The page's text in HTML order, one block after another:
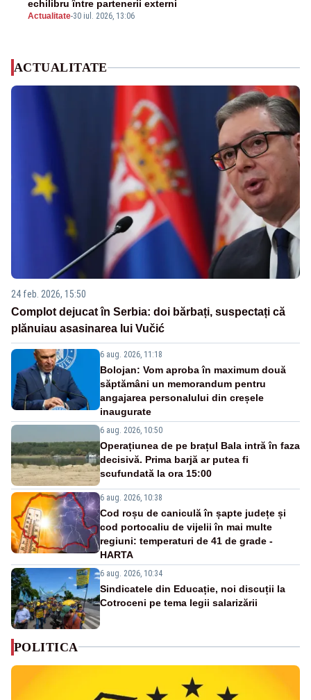
Actualitate-30 iul. 2026, 13:06
echilibru între partenerii externi
ACTUALITATE
24 feb. 2026, 15:50
Complot dejucat în Serbia: doi bărbați, suspectați că
plănuiau asasinarea lui Vučić
6 aug. 2026, 11:18
Bolojan: Vom aproba în maximum două
săptămâni un memorandum pentru
angajarea personalului din creșele
inaugurate
6 aug. 2026, 10:50
Operațiunea de pe brațul Bala intră în faza
decisivă. Prima barjă ar putea fi
scufundată la ora 15:00
6 aug. 2026, 10:38
Cod roșu de caniculă în șapte județe și
cod portocaliu de vijelii în mai multe
regiuni: temperaturi de 41 de grade -
HARTA
6 aug. 2026, 10:34
Sindicatele din Educație, noi discuții la
Cotroceni pe tema legii salarizării
POLITICA